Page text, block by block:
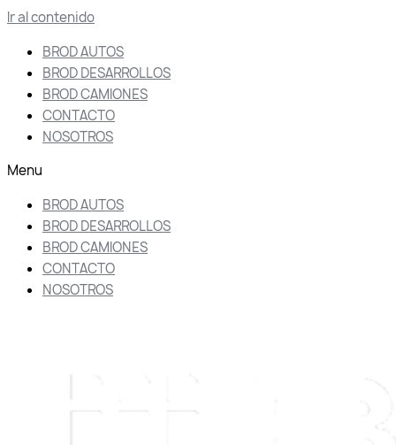
Ir al contenido
BROD AUTOS
BROD DESARROLLOS
BROD CAMIONES
CONTACTO
NOSOTROS
Menu
BROD AUTOS
BROD DESARROLLOS
BROD CAMIONES
CONTACTO
NOSOTROS